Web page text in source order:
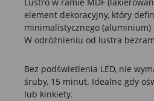
element dekoracyjny, który
minimalistycznego (aluminium)
W odróżnieniu od lustra
Bez podświetlenia LED, nie
śruby, 15 minut. Idealne gdy
lub kinkiety.